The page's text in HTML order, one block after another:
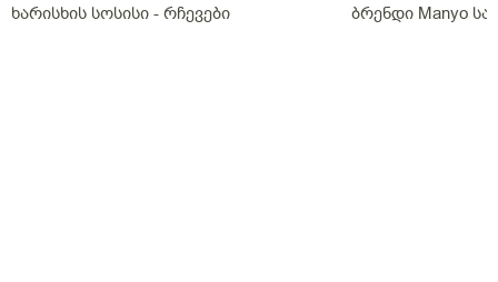
ხარისხის სოსისი - რჩევები
ბრენდი Manyo